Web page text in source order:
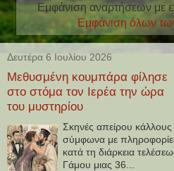
Εμφάνιση αναρτήσεων με
Εμφάνιση όλων
Δευτέρα 6 Ιουλίου 2026
Μεθυσμένη κουμπάρα φίλησε
στο στόμα τον Ιερέα την ώρα
του μυστηρίου
Σκηνές απείρου
σύμφωνα με
κατά τη διάρκεια
Γάμου μιας 36...